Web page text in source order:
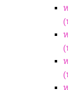
(
(
(